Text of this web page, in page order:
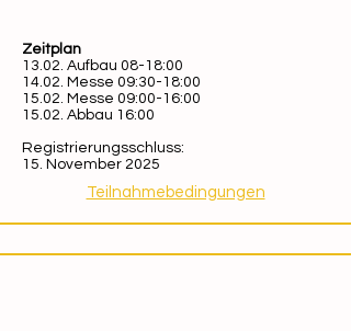
Zeitplan
13.02. Aufbau 08-18:00
14.02. Messe 09:30-18:00
15.02. Messe 09:00-16:00
15.02. Abbau 16:00
Registrierungsschluss:
15. November 2025
Teilnahmebedingungen